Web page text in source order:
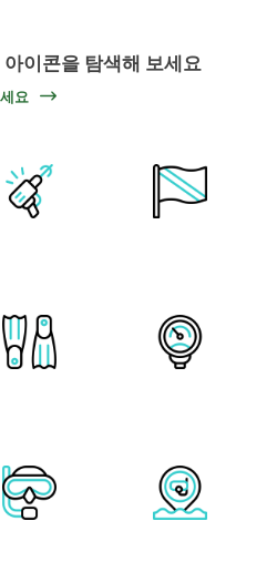
이콘을 탐색해 보세요
요